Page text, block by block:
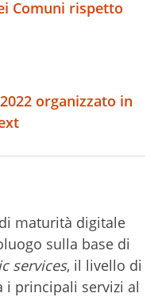
Comuni rispetto
organizzato in
maturità digitale
sulla base di
services, il livello di
principali servizi al